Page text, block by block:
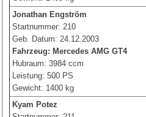
Jonathan Engström
Startnummer: 210
Geb. Datum: 24.12.2003
Fahrzeug: Mercedes AMG GT4
Hubraum: 3984 ccm
Leistung: 500 PS
Gewicht: 1400 kg
Kyam Potez